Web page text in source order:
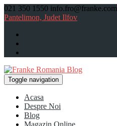
021 350 1550 info.fro@franke.com
Pantelimon, Judet Ilfov
Toggle navigation
Acasa
Despre Noi
Blog
Magazin Online